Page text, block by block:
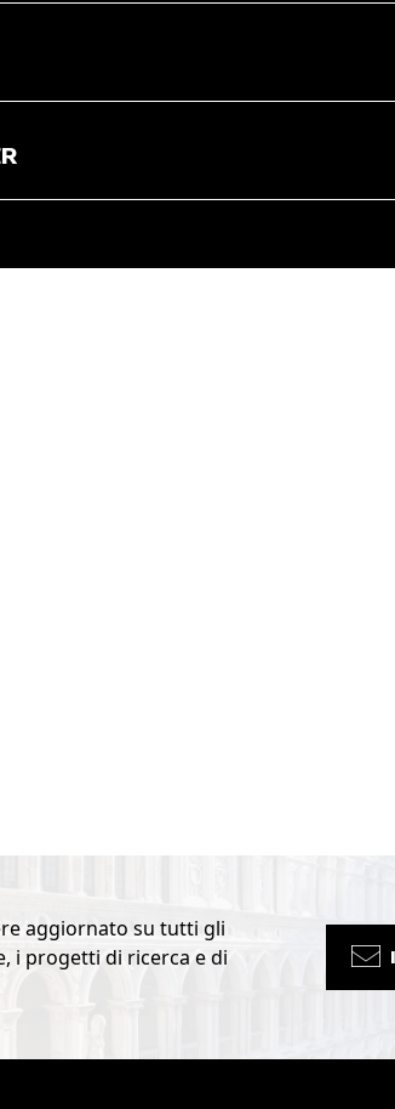
aggiornato su tutti gli
i progetti di ricerca e di